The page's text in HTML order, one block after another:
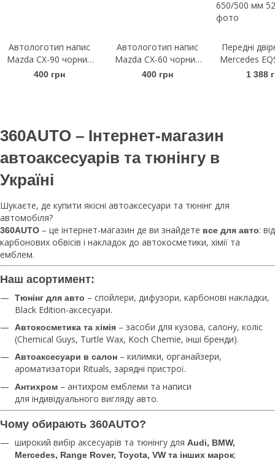
Автологотип напис
Mazda CX-90 чорний
глянець
400 грн
Автологотип напис
Mazda CX-60 чорний
глянець
400 грн
Передні
Mercedes
Щітки1 388
360AUTO – Інтернет-магазин
автоаксесуарів та тюнінгу в
Україні
Шукаєте, де купити якісні автоаксесуари та тюнінг для
автомобіля?
360AUTO – це інтернет-магазин де ви знайдете все для авто: від
карбонових обвісів і накладок до автокосметики, хімії та
емблем.
Наш асортимент:
Тюнінг для авто – спойлери, дифузори, карбонові накладки,
Black Edition-аксесуари.
Автокосметика та хімія – засоби для кузова, салону, коліс
(Chemical Guys, Turtle Wax, Koch Chemie, інші бренди).
Автоаксесуари в салон – килимки, органайзери,
ароматизатори Rituals, зарядні пристрої.
Антихром – антихром емблеми та написи
для індивідуального вигляду авто.
Чому обирають 360AUTO?
широкий вибір аксесуарів та тюнінгу для Audi, BMW,
Mercedes, Range Rover, Toyota, VW та інших марок;